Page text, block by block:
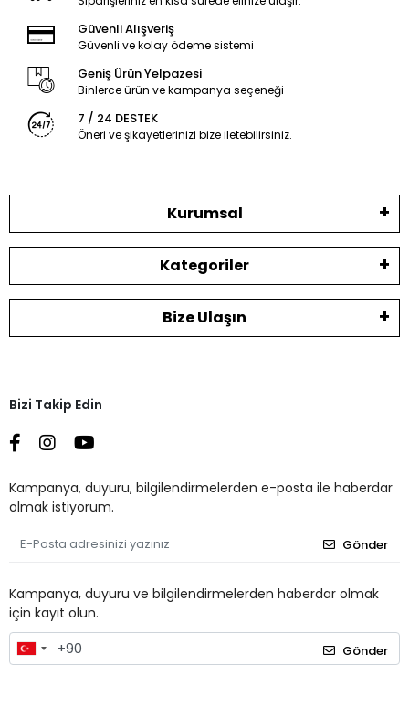
Güvenli Alışveriş
Güvenli ve kolay ödeme sistemi
Geniş Ürün Yelpazesi
Binlerce ürün ve kampanya seçeneği
7 / 24 DESTEK
Öneri ve şikayetlerinizi bize iletebilirsiniz.
Kurumsal
Kategoriler
Bize Ulaşın
Bizi Takip Edin
Kampanya, duyuru, bilgilendirmelerden e-posta ile haberdar
olmak istiyorum.
Gönder
Kampanya, duyuru ve bilgilendirmelerden haberdar olmak
için kayıt olun.
Gönder